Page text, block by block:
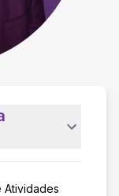
Atividades